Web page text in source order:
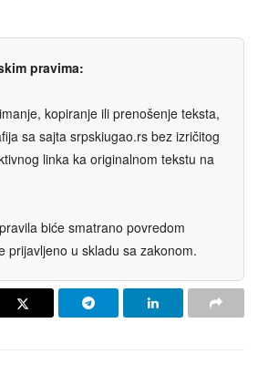
pravima:
kopiranje ili prenošenje teksta,
sa sajta srpskiugao.rs bez izričitog
linka ka originalnom tekstu na
biće smatrano povredom
prijavljeno u skladu sa zakonom.